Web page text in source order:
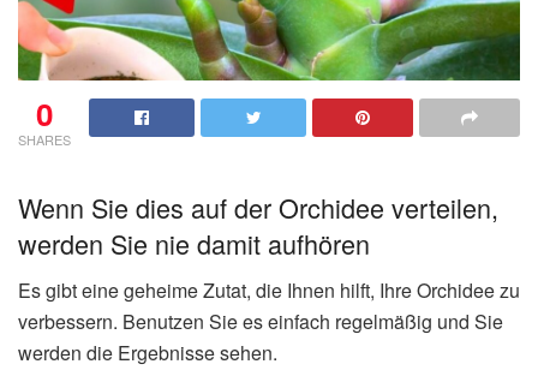
0
SHARES
Wenn Sie dies auf der Orchidee verteilen,
werden Sie nie damit aufhören
Es gibt eine geheime Zutat, die Ihnen hilft, Ihre Orchidee zu
verbessern. Benutzen Sie es einfach regelmäßig und Sie
werden die Ergebnisse sehen.